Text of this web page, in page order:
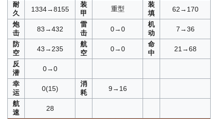
耐
久
1334→8155
装
甲
重型
装
填
62→170
炮
击
83→432
雷
击
0→0
机
动
7→36
防
空
43→235
航
空
0→0
命
中
21→68
反
潜
0→0
幸
运
0(15)
消
耗
9→16
航
速
28